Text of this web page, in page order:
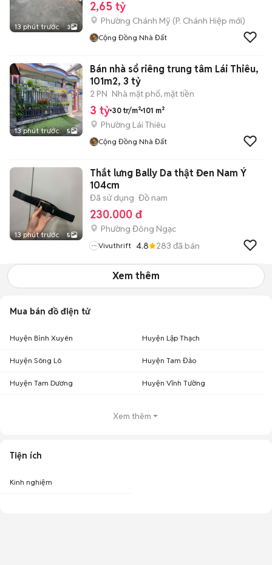
13 phút trước 3
2,65 tỷ
Phường Chánh Mỹ (P. Chánh Hiệp mới)
Cộng Đồng Nhà Đất
13 phút trước 5
Bán nhà sổ riêng trung tâm Lái Thiêu,
101m2, 3 tỷ
2 PN Nhà mặt phố, mặt tiền
3 tỷ 30 tr/m² 101 m²
Phường Lái Thiêu
Cộng Đồng Nhà Đất
13 phút trước 5
Thắt lưng Bally Da thật Đen Nam Ý
104cm
Đã sử dụng Đồ nam
230.000 đ
Phường Đông Ngạc
Vivuthrift 4.8 283 đã bán
Xem thêm
Mua bán đồ điện tử
Huyện Bình Xuyên Huyện Lập Thạch
Huyện Sông Lô Huyện Tam Đảo
Huyện Tam Dương Huyện Vĩnh Tường
Xem thêm
Tiện ích
Kinh nghiệm